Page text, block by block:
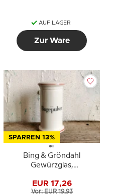
AUF LAGER
Zur Ware
SPARREN 13%
Bing & Gröndahl
Gewürzglas,
(Backpulver), Nr. 497
EUR 17,26
Vor: EUR 19,93